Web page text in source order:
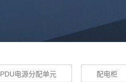
PDU电源分配单元 配电柜